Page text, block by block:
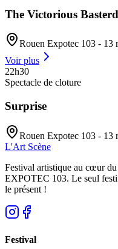
The Victorious
Rouen Expotec 103 - 13
Voir plus
22h30
Spectacle de cloture
Surprise
Rouen Expotec 103 - 13
L'Art Scène
Festival artistique au cœur
EXPOTEC 103. Le seul
le présent !
Festival